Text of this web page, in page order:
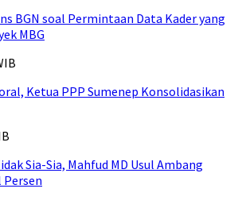
BGN soal Permintaan Data Kader yang
MBG
Ketua PPP Sumenep Konsolidasikan
Sia-Sia, Mahfud MD Usul Ambang